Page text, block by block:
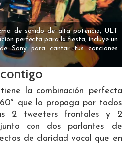
de sonido de alta potencia, ULT
perfecta para la fiesta, incluye un
Sony para cantar tus canciones
tiene la combinación perfecta
que lo propaga por todos
2 tweeters frontales y 2
con dos parlantes de
de claridad vocal que en